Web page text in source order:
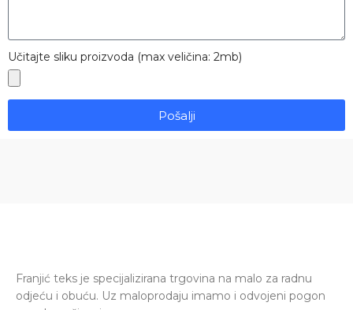
Učitajte sliku proizvoda (max veličina: 2mb)
Pošalji
Franjić teks je specijalizirana trgovina na malo za radnu
odjeću i obuću. Uz maloprodaju imamo i odvojeni pogon